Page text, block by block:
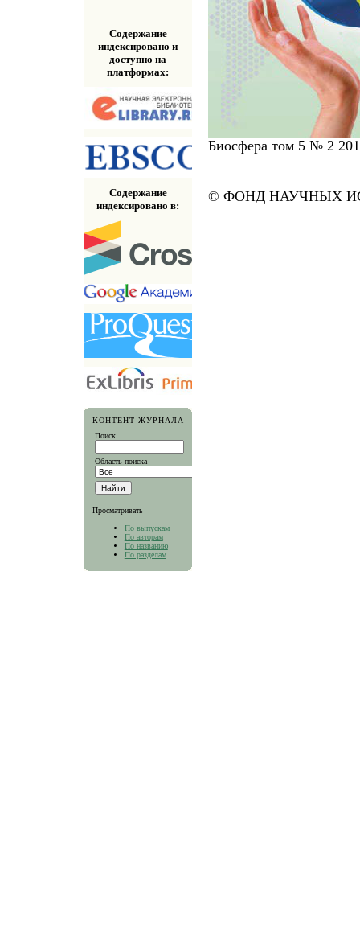
Содержание
индексировано и
доступно на
платформах:
Содержание
индексировано в:
КОНТЕНТ ЖУРНАЛА
Поиск
Область поиска
Просматривать
По выпускам
По авторам
По названию
По разделам
Биосфера том 5 № 2
© ФОНД НАУЧНЫХ